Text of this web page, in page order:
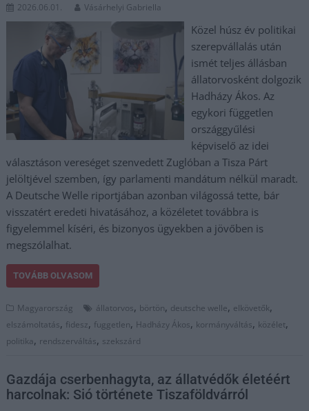
2026.06.01. Vásárhelyi Gabriella
Közel húsz év politikai
szerepvállalás után
ismét teljes állásban
állatorvosként dolgozik
Hadházy Ákos. Az
egykori független
országgyűlési
képviselő az idei
választáson vereséget szenvedett Zuglóban a Tisza Párt
jelöltjével szemben, így parlamenti mandátum nélkül maradt.
A Deutsche Welle riportjában azonban világossá tette, bár
visszatért eredeti hivatásához, a közéletet továbbra is
figyelemmel kíséri, és bizonyos ügyekben a jövőben is
megszólalhat.
TOVÁBB OLVASOM
Magyarország állatorvos, börtön, deutsche welle, elkövetők,
elszámoltatás, fidesz, fuggetlen, Hadházy Ákos, kormányváltás, közélet,
politika, rendszerváltás, szekszárd
Gazdája cserbenhagyta, az állatvédők életéért
harcolnak: Sió története Tiszaföldvárról